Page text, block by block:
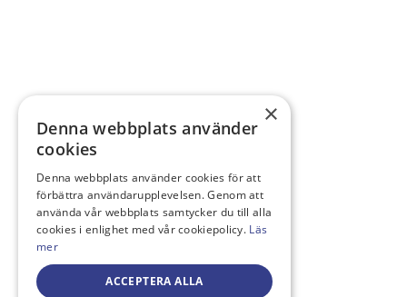
×
Denna webbplats använder
cookies
Denna webbplats använder cookies för att
förbättra användarupplevelsen. Genom att
använda vår webbplats samtycker du till alla
cookies i enlighet med vår cookiepolicy. Läs
mer
ACCEPTERA ALLA